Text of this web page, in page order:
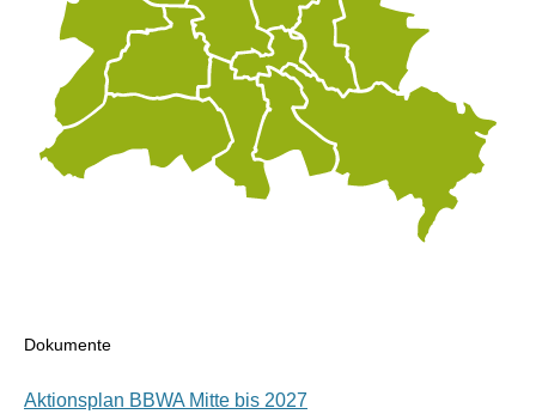
Dokumente
Aktionsplan BBWA Mitte bis 2027